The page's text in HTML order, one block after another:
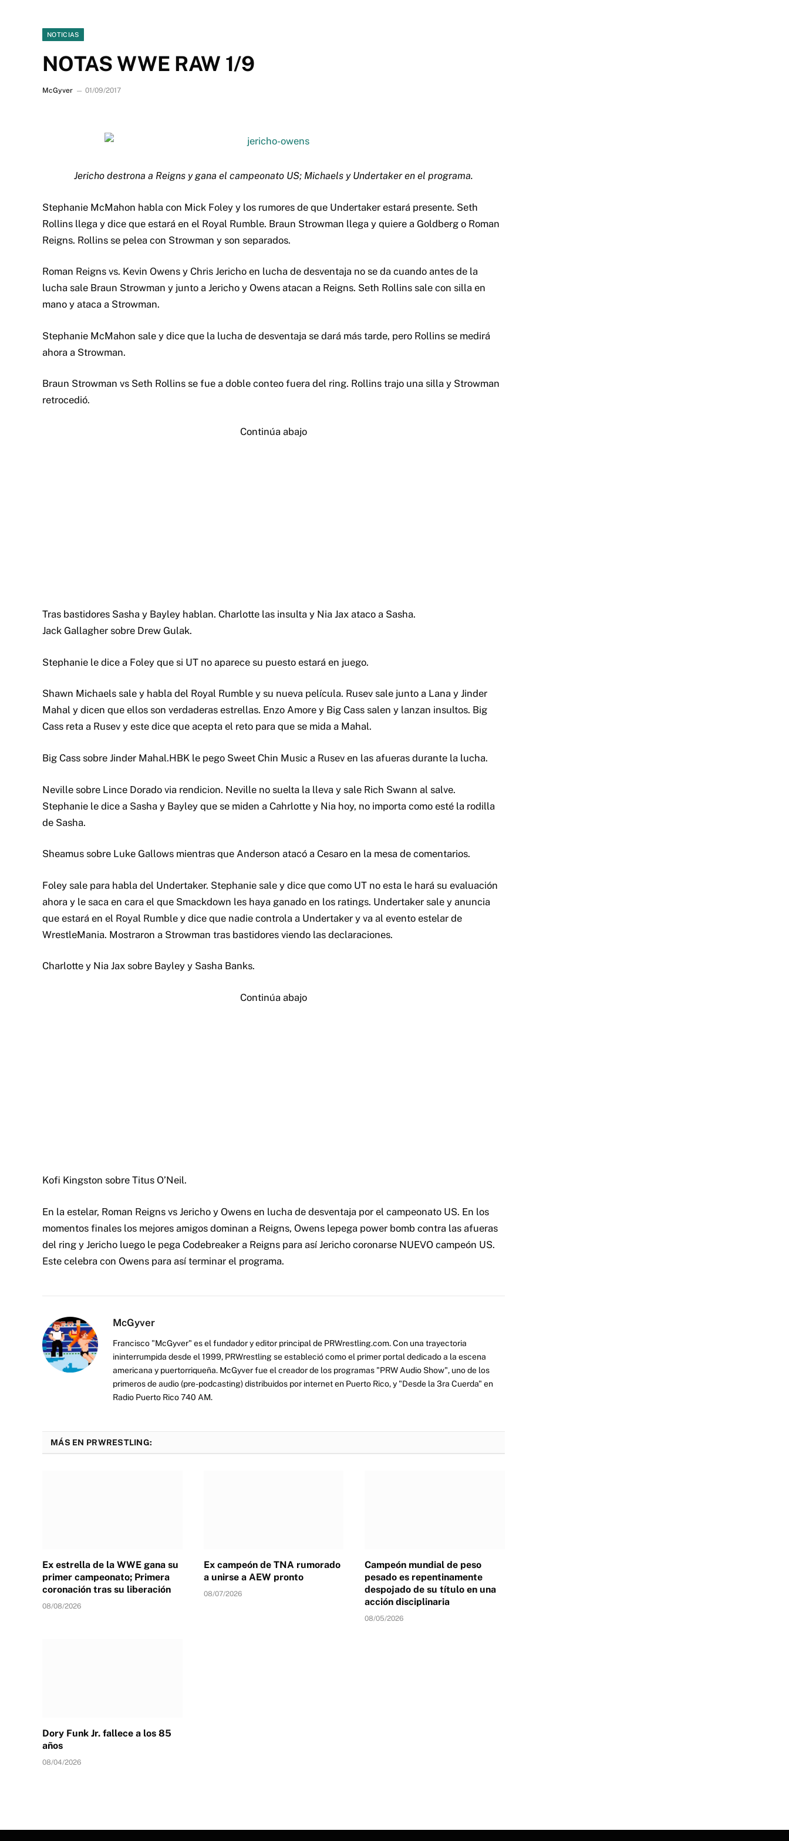
NOTICIAS
NOTAS WWE RAW 1/9
McGyver 01/09/2017
Jericho destrona a Reigns y gana el campeonato US; Michaels y Undertaker en el programa.
Stephanie McMahon habla con Mick Foley y los rumores de que Undertaker estará presente. Seth
Rollins llega y dice que estará en el Royal Rumble. Braun Strowman llega y quiere a Goldberg o Roman
Reigns. Rollins se pelea con Strowman y son separados.
Roman Reigns vs. Kevin Owens y Chris Jericho en lucha de desventaja no se da cuando antes de la
lucha sale Braun Strowman y junto a Jericho y Owens atacan a Reigns. Seth Rollins sale con silla en
mano y ataca a Strowman.
Stephanie McMahon sale y dice que la lucha de desventaja se dará más tarde, pero Rollins se medirá
ahora a Strowman.
Braun Strowman vs Seth Rollins se fue a doble conteo fuera del ring. Rollins trajo una silla y Strowman
retrocedió.
Continúa abajo
Tras bastidores Sasha y Bayley hablan. Charlotte las insulta y Nia Jax ataco a Sasha.
Jack Gallagher sobre Drew Gulak.
Stephanie le dice a Foley que si UT no aparece su puesto estará en juego.
Shawn Michaels sale y habla del Royal Rumble y su nueva película. Rusev sale junto a Lana y Jinder
Mahal y dicen que ellos son verdaderas estrellas. Enzo Amore y Big Cass salen y lanzan insultos. Big
Cass reta a Rusev y este dice que acepta el reto para que se mida a Mahal.
Big Cass sobre Jinder Mahal.HBK le pego Sweet Chin Music a Rusev en las afueras durante la lucha.
Neville sobre Lince Dorado via rendicion. Neville no suelta la lleva y sale Rich Swann al salve.
Stephanie le dice a Sasha y Bayley que se miden a Cahrlotte y Nia hoy, no importa como esté la rodilla
de Sasha.
Sheamus sobre Luke Gallows mientras que Anderson atacó a Cesaro en la mesa de comentarios.
Foley sale para habla del Undertaker. Stephanie sale y dice que como UT no esta le hará su evaluación
ahora y le saca en cara el que Smackdown les haya ganado en los ratings. Undertaker sale y anuncia
que estará en el Royal Rumble y dice que nadie controla a Undertaker y va al evento estelar de
WrestleMania. Mostraron a Strowman tras bastidores viendo las declaraciones.
Charlotte y Nia Jax sobre Bayley y Sasha Banks.
Continúa abajo
Kofi Kingston sobre Titus O’Neil.
En la estelar, Roman Reigns vs Jericho y Owens en lucha de desventaja por el campeonato US. En los
momentos finales los mejores amigos dominan a Reigns, Owens lepega power bomb contra las afueras
del ring y Jericho luego le pega Codebreaker a Reigns para así Jericho coronarse NUEVO campeón US.
Este celebra con Owens para así terminar el programa.
McGyver
Francisco "McGyver" es el fundador y editor principal de PRWrestling.com. Con una trayectoria
ininterrumpida desde el 1999, PRWrestling se estableció como el primer portal dedicado a la escena
americana y puertorriqueña. McGyver fue el creador de los programas "PRW Audio Show", uno de los
primeros de audio (pre-podcasting) distribuidos por internet en Puerto Rico, y "Desde la 3ra Cuerda" en
Radio Puerto Rico 740 AM.
MÁS EN PRWRESTLING:
Ex estrella de la WWE gana su
primer campeonato; Primera
coronación tras su liberación
08/08/2026
Ex campeón de TNA rumorado
a unirse a AEW pronto
08/07/2026
Campeón mundial de peso
pesado es repentinamente
despojado de su título en una
acción disciplinaria
08/05/2026
Dory Funk Jr. fallece a los 85
años
08/04/2026